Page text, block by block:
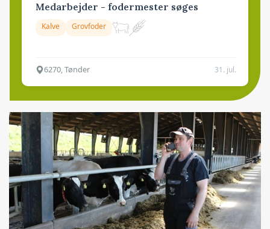
Medarbejder - fodermester søges
Kalve Grovfoder
6270, Tønder 31. jul.